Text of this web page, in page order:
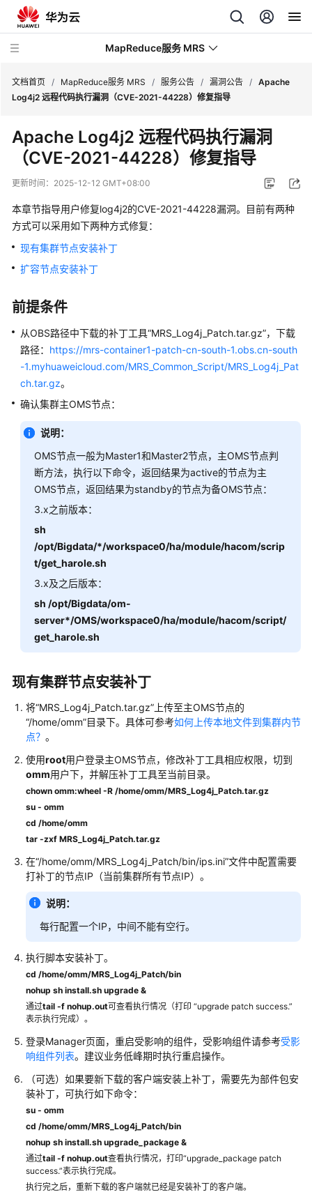
MapReduce服务 MRS
新
动
服
务
公
告
洞
公
告
Apache
远
程
代
码
执
行
漏
（CVE-
44228）
公
Apache
Log4j2
远
程
码
行
漏
（CVE-
2021-
44228）
修
复
指
MRS
Fastjson
洞
复
指
导
Linux
内
核
限
提
升
漏
洞
（CVE-
2026-
31431）
文档首页 / MapReduce服务 MRS / 服务公告 / 漏洞公告 / Apache
Log4j2 远程代码执行漏洞（CVE-2021-44228）修复指导
Apache Log4j2 远程代码执行漏洞
（CVE-2021-44228）修复指导
更新时间： 2025-12-12 GMT+08:00
本章节指导用户修复log4j2的CVE-2021-44228漏洞。目前有两种
方式可以采用如下两种方式修复：
现有集群节点安装补丁
扩容节点安装补丁
前提条件
从OBS路径中下载的补丁工具“MRS_Log4j_Patch.tar.gz”，下载
路径： https://mrs-container1-patch-cn-south-1.obs.cn-south
-1.myhuaweicloud.com/MRS_Common_Script/MRS_Log4j_Pat
ch.tar.gz。
确认集群主OMS节点：
说明：
OMS节点一般为Master1和Master2节点，主OMS节点判
断方法，执行以下命令，返回结果为active的节点为主
OMS节点，返回结果为standby的节点为备OMS节点：
3.x之前版本：
sh
/opt/Bigdata/*/workspace0/ha/module/hacom/scrip
t/get_harole.sh
3.x及之后版本：
sh /opt/Bigdata/om-
server*/OMS/workspace0/ha/module/hacom/script/
get_harole.sh
现有集群节点安装补丁
将“MRS_Log4j_Patch.tar.gz”上传至主OMS节点的
“/home/omm”目录下。具体可参考如何上传本地文件到集群内节
点？ 。
使用root用户登录主OMS节点，修改补丁工具相应权限，切到
omm用户下，并解压补丁工具至当前目录。
chown omm:wheel -R /home/omm/MRS_Log4j_Patch.tar.gz
su - omm
cd /home/omm
tar -zxf MRS_Log4j_Patch.tar.gz
在“/home/omm/MRS_Log4j_Patch/bin/ips.ini”文件中配置需要
打补丁的节点IP（当前集群所有节点IP）。
说明：
每行配置一个IP，中间不能有空行。
执行脚本安装补丁。
cd /home/omm/MRS_Log4j_Patch/bin
nohup sh install.sh upgrade &
通过tail -f nohup.out可查看执行情况（打印 “upgrade patch success.”
表示执行完成）。
登录Manager页面，重启受影响的组件，受影响组件请参考受影
响组件列表。建议业务低峰期时执行重启操作。
（可选）如果要新下载的客户端安装上补丁，需要先为部件包安
装补丁，可执行如下命令：
su - omm
cd /home/omm/MRS_Log4j_Patch/bin
nohup sh install.sh upgrade_package &
通过tail -f nohup.out查看执行情况，打印“upgrade_package patch
success.”表示执行完成。
执行完之后，重新下载的客户端就已经是安装补丁的客户端。